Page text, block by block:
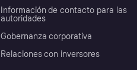
Información de contacto para las
autoridades
Gobernanza corporativa
Relaciones con inversores